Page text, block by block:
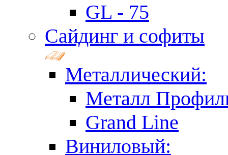
GL - 75
Сайдинг и софиты
Металлический:
Металл
Grand Line
Виниловый: